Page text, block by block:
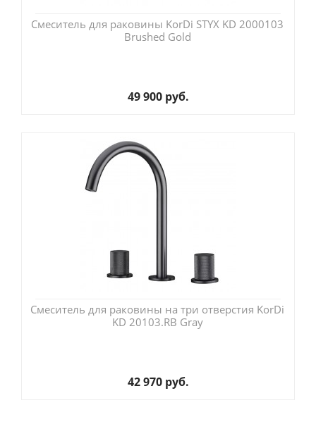
Смеситель для раковины KorDi STYX KD 2000103
Brushed Gold
49 900 руб.
Смеситель для раковины на три отверстия KorDi
KD 20103.RB Gray
42 970 руб.